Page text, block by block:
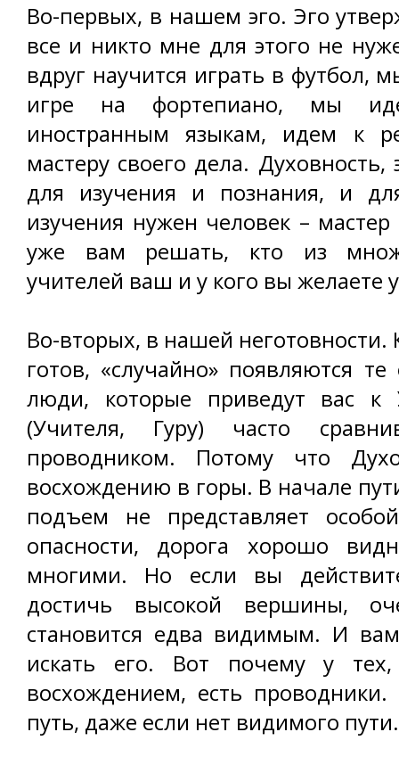
Во-первых, в нашем эго. Эго
все и никто мне для этого не
вдруг научится играть в футбол,
игре на фортепиано, мы
иностранным языкам, идем к
мастеру своего дела.
для изучения и познания, и
изучения нужен человек –
уже вам решать, кто из
учителей ваш и у кого вы желаете
Во-вторых, в нашей неготовности.
готов, «случайно» появляются те
люди, которые приведут вас к
(Учителя, Гуру) часто
проводником. Потому что
восхождению в горы. В начале
подъем не представляет
опасности, дорога хорошо
многими. Но если вы
достичь высокой вершины,
становится едва видимым. И
искать его. Вот почему у тех,
восхождением, есть
путь, даже если нет видимого пути.